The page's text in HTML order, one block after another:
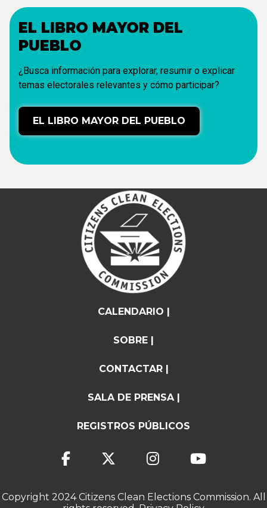
EL LIBRO MAYOR DEL
PUEBLO
¿Busca información para explorar, resumir o explicar
temas electorales relevantes y cómo participar?
EL LIBRO MAYOR DEL PUEBLO
CALENDARIO |
SOBRE |
CONTACTAR |
SALA DE PRENSA |
REGISTROS PÚBLICOS
Copyright 2024 Citizens Clean Elections Commission. All